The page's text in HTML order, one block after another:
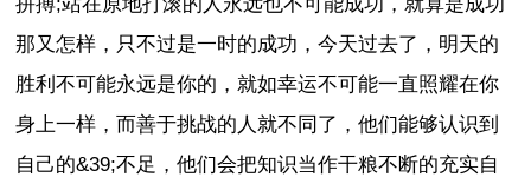
那又怎样，只不过是一时的成功，今天过去了，明天的
胜利不可能永远是你的，就如幸运不可能一直照耀在你
身上一样，而善于挑战的人就不同了，他们能够认识到
自己的&39;不足，他们会把知识当作干粮不断的充实自